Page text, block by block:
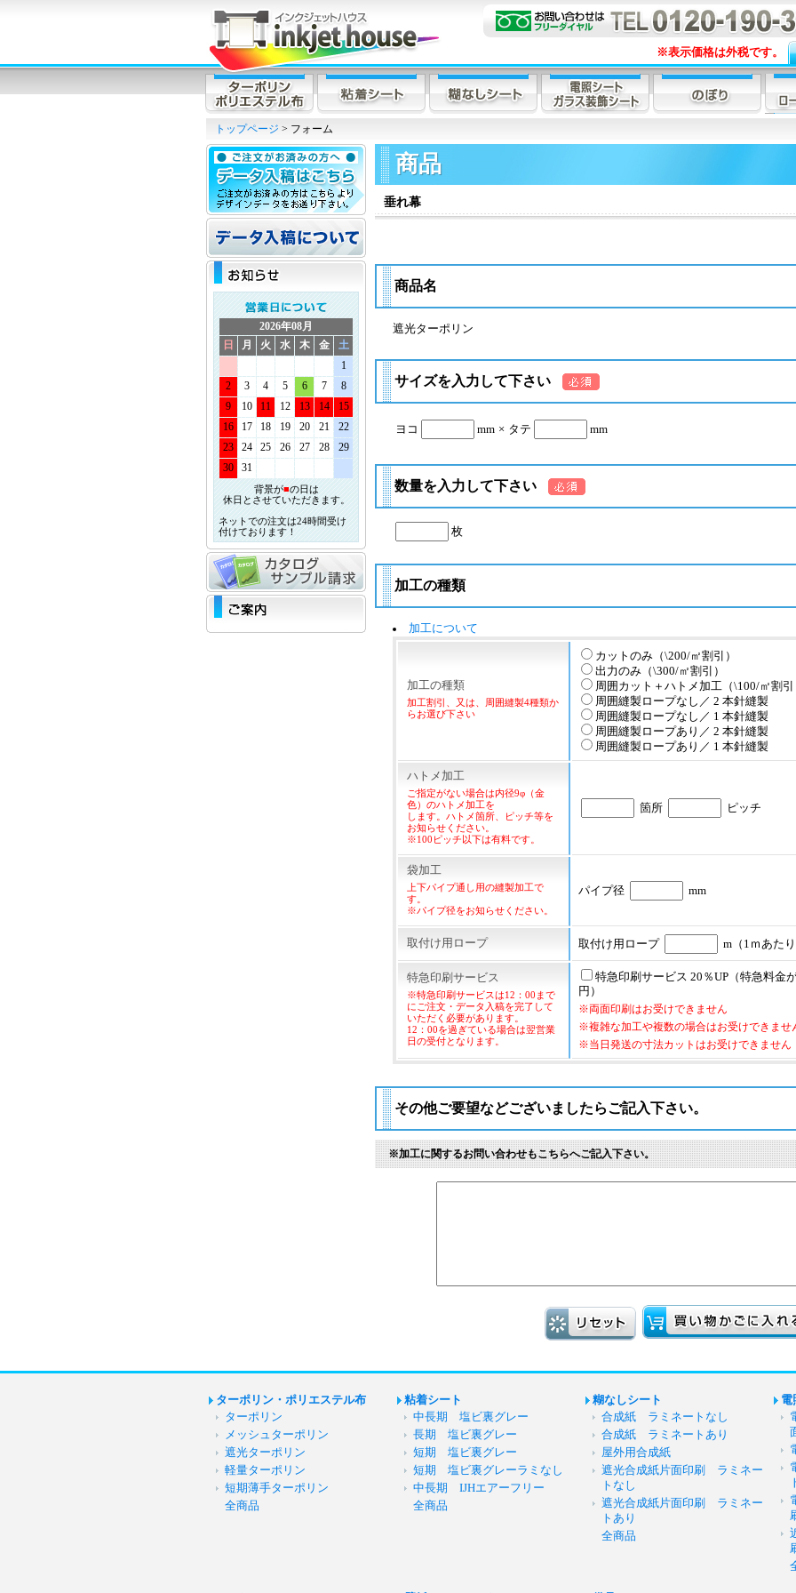
※表示価格は外税です。
トップページ > フォーム
2026年08月
日
月 火 水 木 金
土
1
2
3 4 5 6 7
8
9
10 11 12 13 14
15
16
17 18 19 20 21
22
23
24 25 26 27 28
29
30
31
背景が■の日は
休日とさせていただきます。
ネットでの注文は24時間受け
付けております！
商品
垂れ幕
商品名
遮光ターポリン
サイズを入力して下さい
ヨコ mm × タテ mm
数量を入力して下さい
枚
加工の種類
加工について
加工の種類
加工割引、又は、周囲縫製4種類か
らお選び下さい
カットのみ（\200/㎡割引）
出力のみ（\300/㎡割引）
周囲カット＋ハトメ加工（\100/㎡割
周囲縫製ロープなし／ 2 本針縫製
周囲縫製ロープなし／ 1 本針縫製
周囲縫製ロープあり／ 2 本針縫製
周囲縫製ロープあり／ 1 本針縫製
ハトメ加工
ご指定がない場合は内径9φ（金
色）のハトメ加工を
します。ハトメ箇所、ピッチ等を
お知らせください。
※100ピッチ以下は有料です。
箇所 ピッチ
袋加工
上下パイプ通し用の縫製加工で
す。
※パイプ径をお知らせください。
パイプ径 mm
取付け用ロープ 取付け用ロープ m（1ｍあた
特急印刷サービス
※特急印刷サービスは12：00まで
にご注文・データ入稿を完了して
いただく必要があります。
12：00を過ぎている場合は翌営業
日の受付となります。
特急印刷サービス 20％UP（特急料金
円）
※両面印刷はお受けできません
※複雑な加工や複数の場合はお受けできませ
※当日発送の寸法カットはお受けできません
その他ご要望などございましたらご記入下さい。
※加工に関するお問い合わせもこちらへご記入下さい。
ターポリン・ポリエステル布
ターポリン
メッシュターポリン
遮光ターポリン
軽量ターポリン
短期薄手ターポリン
全商品
粘着シート
中長期 塩ビ裏グレー
長期 塩ビ裏グレー
短期 塩ビ裏グレー
短期 塩ビ裏グレーラミなし
中長期 IJHエアーフリー
全商品
糊なしシート
合成紙 ラミネートなし
合成紙 ラミネートあり
屋外用合成紙
遮光合成紙片面印刷 ラミネー
トなし
遮光合成紙片面印刷 ラミネー
トあり
全商品
電